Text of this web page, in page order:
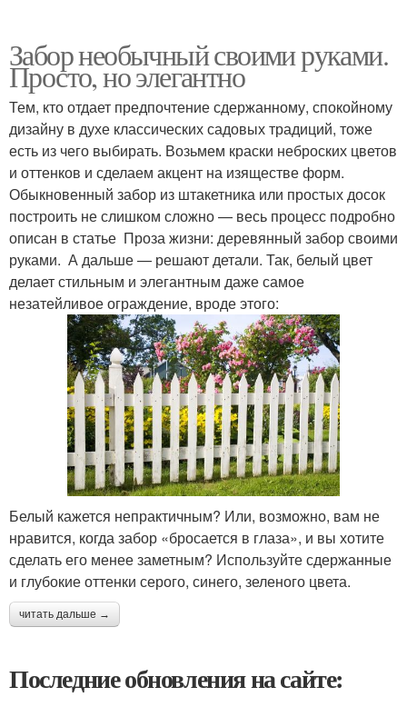
Забор необычный своими руками.
Просто, но элегантно
Тем, кто отдает предпочтение сдержанному, спокойному
дизайну в духе классических садовых традиций, тоже
есть из чего выбирать. Возьмем краски неброских цветов
и оттенков и сделаем акцент на изяществе форм.
Обыкновенный забор из штакетника или простых досок
построить не слишком сложно — весь процесс подробно
описан в статье Проза жизни: деревянный забор своими
руками. А дальше — решают детали. Так, белый цвет
делает стильным и элегантным даже самое
незатейливое ограждение, вроде этого:
Белый кажется непрактичным? Или, возможно, вам не
нравится, когда забор «бросается в глаза», и вы хотите
сделать его менее заметным? Используйте сдержанные
и глубокие оттенки серого, синего, зеленого цвета.
читать дальше →
Последние обновления на сайте: